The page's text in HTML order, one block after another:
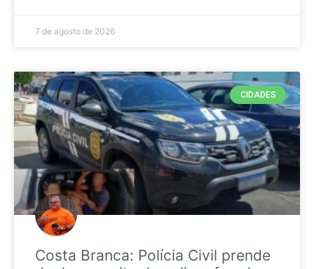
7 de agosto de 2026
CIDADES
Costa Branca: Polícia Civil prende